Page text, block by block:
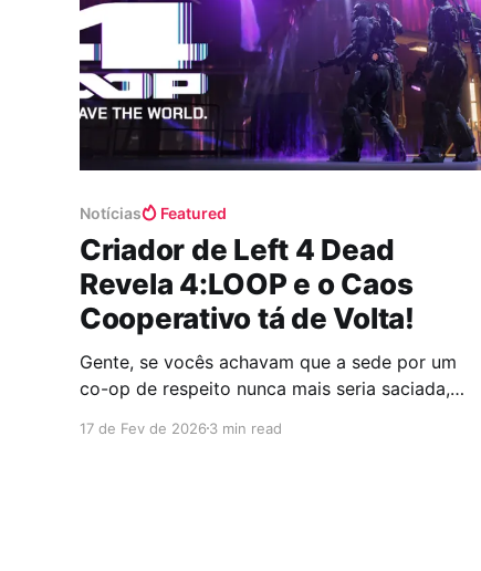
Notícias Featured
Criador de Left 4 Dead
Revela 4:LOOP e o Caos
Cooperativo tá de Volta!
Gente, se vocês achavam que a sede por um
co-op de respeito nunca mais seria saciada,
State of Play resolveu entregar tudo e mais um
17 de Fev de 2026 3 min read